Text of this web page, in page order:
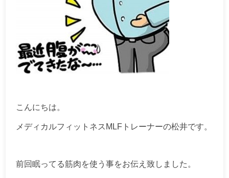
こんにちは。
メディカルフィットネスMLFトレーナーの松井です。
前回眠ってる筋肉を使う事をお伝え致しました。